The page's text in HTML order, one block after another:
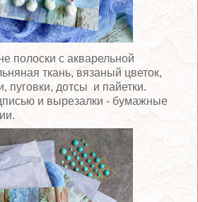
полоски с акварельной
ткань, вязаный цветок,
пуговки, дотсы и пайетки.
и вырезалки - бумажные